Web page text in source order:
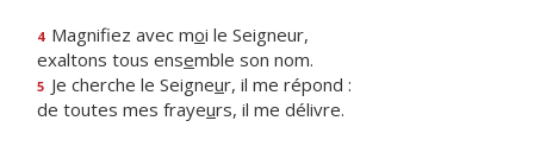
4 Magnifiez avec moi le Seigneur,
exaltons tous ensemble son nom.
5 Je cherche le Seigneur, il me répond :
de toutes mes frayeurs, il me délivre.